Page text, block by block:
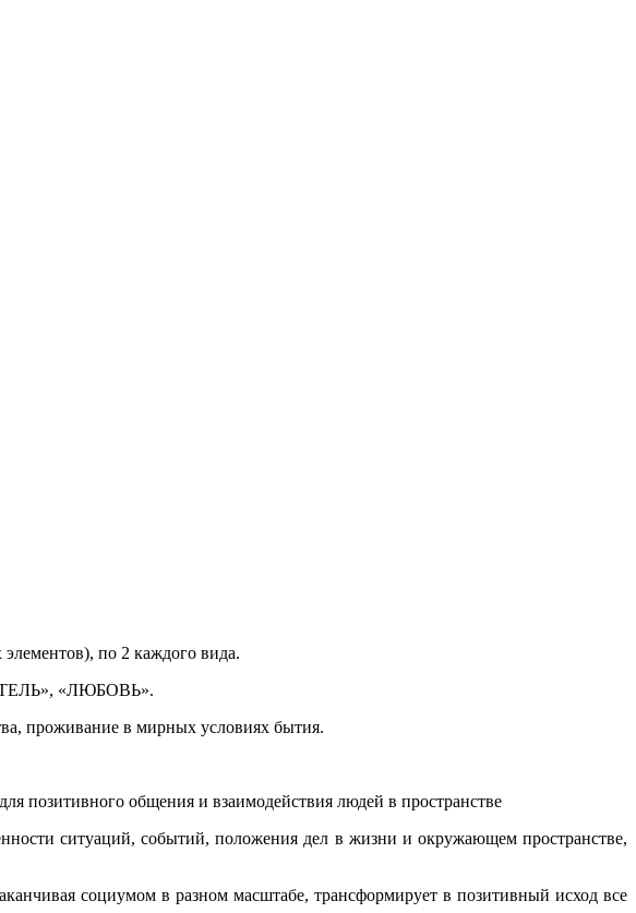
по 2 каждого вида.
«ЛЮБОВЬ».
проживание в мирных условиях бытия.
позитивного общения и взаимодействия людей в пространстве
ситуаций, событий, положения дел в жизни и окружающем пространстве,
социумом в разном масштабе, трансформирует в позитивный исход все